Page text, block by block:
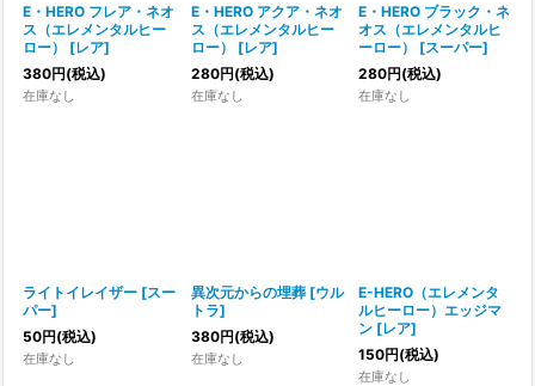
E・HERO フレア・ネオ
ス（エレメンタルヒー
ロー）
[レア]
380円(税込)
在庫なし
E・HERO アクア・ネオ
ス（エレメンタルヒー
ロー）
[レア]
280円(税込)
在庫なし
E・HERO ブラック・ネ
オス（エレメンタルヒ
ーロー）
[スーパー]
280円(税込)
在庫なし
ライトイレイザー [スー
パー]
50円(税込)
在庫なし
異次元からの埋葬 [ウル
トラ]
380円(税込)
在庫なし
E-HERO（エレメンタ
ルヒーロー）エッジマ
ン [レア]
150円(税込)
在庫なし